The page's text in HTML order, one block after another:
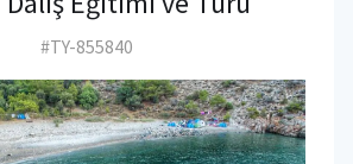
#TY-855840